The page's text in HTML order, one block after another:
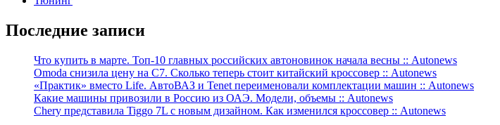
Последние записи
Что купить в марте. Топ-10 главных российских автоновинок начала весны :: Autonews
Omoda снизила цену на C7. Сколько теперь стоит китайский кроссовер :: Autonews
«Практик» вместо Life. АвтоВАЗ и Tenet переименовали комплектации машин :: Autonews
Какие машины привозили в Россию из ОАЭ. Модели, объемы :: Autonews
Chery представила Tiggo 7L с новым дизайном. Как изменился кроссовер :: Autonews